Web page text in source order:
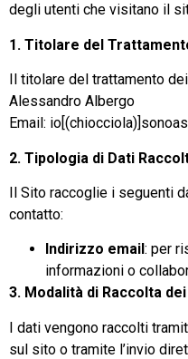
degli utenti che visitano il
1. Titolare del
Il titolare del trattamento
Alessandro Albergo
Email:
2. Tipologia di Dati
Il Sito raccoglie i seguenti
contatto:
Indirizzo email : per
informazioni o
3. Modalità di Raccolta
I dati vengono raccolti
sul sito o tramite l’invio